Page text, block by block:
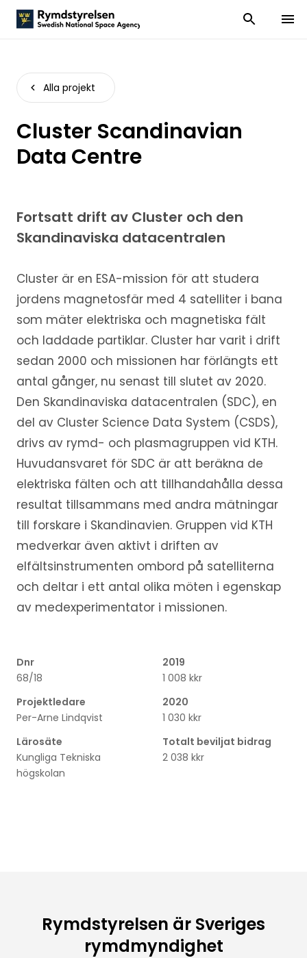
Visa och dölj
Visa
Alla projekt
Cluster Scandinavian
Data Centre
Fortsatt drift av Cluster och den
Skandinaviska datacentralen
Cluster är en ESA-mission för att studera
jordens magnetosfär med 4 satelliter i bana
som mäter elektriska och magnetiska fält
och laddade partiklar. Cluster har varit i drift
sedan 2000 och missionen har förlängts ett
antal gånger, nu senast till slutet av 2020.
Den Skandinaviska datacentralen (SDC), en
del av Cluster Science Data System (CSDS),
drivs av rymd- och plasmagruppen vid KTH.
Huvudansvaret för SDC är att beräkna de
elektriska fälten och att tillhandahålla dessa
resultat tillsammans med andra mätningar
till forskare i Skandinavien. Gruppen vid KTH
medverkar även aktivt i driften av
elfältsinstrumenten ombord på satelliterna
och deltar i ett antal olika möten i egenskap
av medexperimentator i missionen.
Dnr
68/18
Projektledare
Per-Arne Lindqvist
Lärosäte
Kungliga Tekniska
högskolan
2019
1 008 kkr
2020
1 030 kkr
Totalt beviljat bidrag
2 038 kkr
Rymdstyrelsen är Sveriges
rymdmyndighet